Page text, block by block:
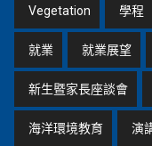
Vegetation 學程
就業 就業展望
新生暨家長座談會
海洋環境教育 演